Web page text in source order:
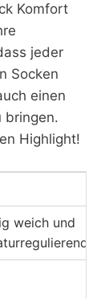
Komfort
jeder
Socken
einen
bringen.
Highlight!
weich und